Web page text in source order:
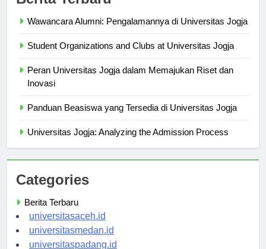
Berita Terbaru
Peran Universitas Jogja dalam Memajukan Riset dan
Categories
Berita Terbaru
universitasaceh.id
universitasmedan.id